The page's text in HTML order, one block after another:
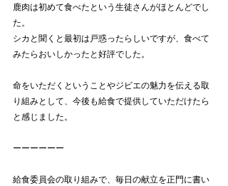
鹿肉は初めて食べたという生徒さんがほとんどでし
た。
シカと聞くと最初は戸惑ったらしいですが、食べて
みたらおいしかったと好評でした。
命をいただくということやジビエの魅力を伝える取
り組みとして、今後も給食で提供していただけたら
ーーーーーー
給食委員会の取り組みで、毎日の献立を正門に書い